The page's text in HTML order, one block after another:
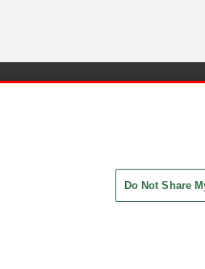
Do Not Share